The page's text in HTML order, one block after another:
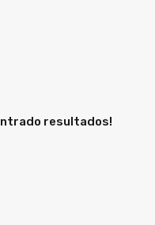
resultados!